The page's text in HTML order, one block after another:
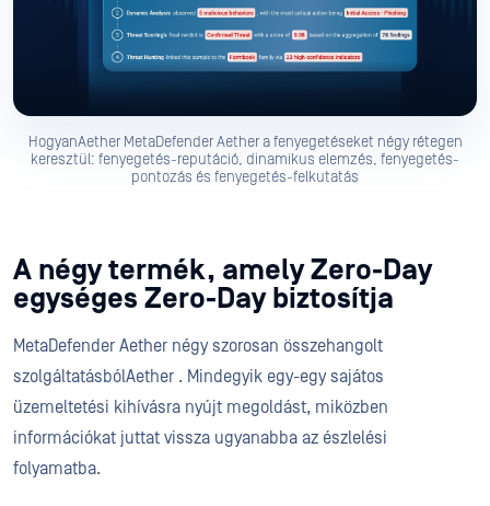
HogyanAether MetaDefender Aether a fenyegetéseket négy rétegen
keresztül: fenyegetés-reputáció, dinamikus elemzés, fenyegetés-
pontozás és fenyegetés-felkutatás
A négy termék, amely Zero-Day
egységes Zero-Day biztosítja
MetaDefender Aether négy szorosan összehangolt
szolgáltatásbólAether . Mindegyik egy-egy sajátos
üzemeltetési kihívásra nyújt megoldást, miközben
információkat juttat vissza ugyanabba az észlelési
folyamatba.